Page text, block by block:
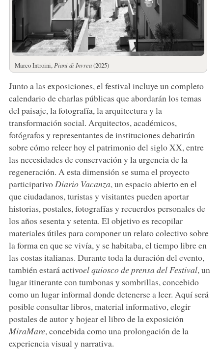
Marco Introini, Piani di Invrea(2025)
Junto a las exposiciones, el festival incluye un completo
calendario de charlas públicas que abordarán los temas
del paisaje, la fotografía, la arquitectura y la
transformación social. Arquitectos, académicos,
fotógrafos y representantes de instituciones debatirán
sobre cómo releer hoy el patrimonio del siglo XX, entre
las necesidades de conservación y la urgencia de la
regeneración. A esta dimensión se suma el proyecto
participativoDiario Vacanza, un espacio abierto en el
que ciudadanos, turistas y visitantes pueden aportar
historias, postales, fotografías y recuerdos personales de
los años sesenta y setenta. El objetivo es recopilar
materiales útiles para componer un relato colectivo sobre
la forma en que se vivía, y se habitaba, el tiempo libre en
las costas italianas. Durante toda la duración del evento,
también estará activoel quiosco de prensa del Festival, un
lugar itinerante con tumbonas y sombrillas, concebido
como un lugar informal donde detenerse a leer. Aquí será
posible consultar libros, material informativo, elegir
postales de autor y hojear el libro de la exposición
MiraMare, concebida como una prolongación de la
experiencia visual y narrativa.